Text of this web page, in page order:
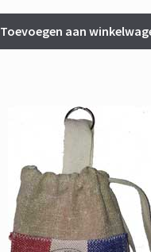
Toevoegen aan